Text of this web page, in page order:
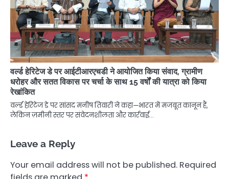
वर्ल्ड हेरिटेज डे पर आईटीआरएचडी ने आयोजित किया संवाद, ग्रामीण
धरोहर और सतत विकास पर चर्चा के साथ 15 वर्षों की यात्रा को किया
रेखांकित
वर्ल्ड हेरिटेज डे पर सांसद मनीष तिवारी ने कहा—भारत में मजबूत कानून हैं,
लेकिन ज़मीनी स्तर पर संवेदनशीलता और कार्रवाई…
Leave a Reply
Your email address will not be published. Required